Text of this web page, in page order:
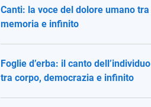
Canti: la voce del dolore umano tra
memoria e infinito
Foglie d’erba: il canto dell’individuo
tra corpo, democrazia e infinito